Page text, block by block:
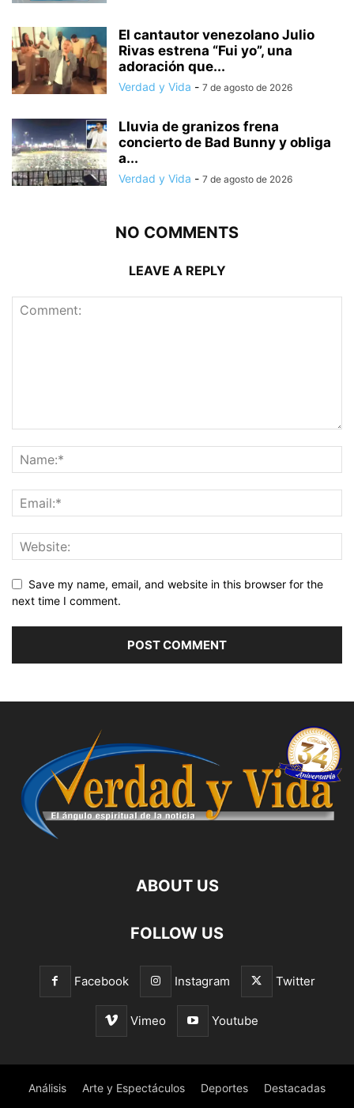
El cantautor venezolano Julio
Rivas estrena “Fui yo”, una
adoración que...
Verdad y Vida - 7 de agosto de 2026
Lluvia de granizos frena
concierto de Bad Bunny y obliga
a...
Verdad y Vida - 7 de agosto de 2026
NO COMMENTS
LEAVE A REPLY
Save my name, email, and website in this browser for the
next time I comment.
ABOUT US
FOLLOW US
Facebook Instagram Twitter
Vimeo Youtube
Análisis Arte y Espectáculos Deportes Destacadas